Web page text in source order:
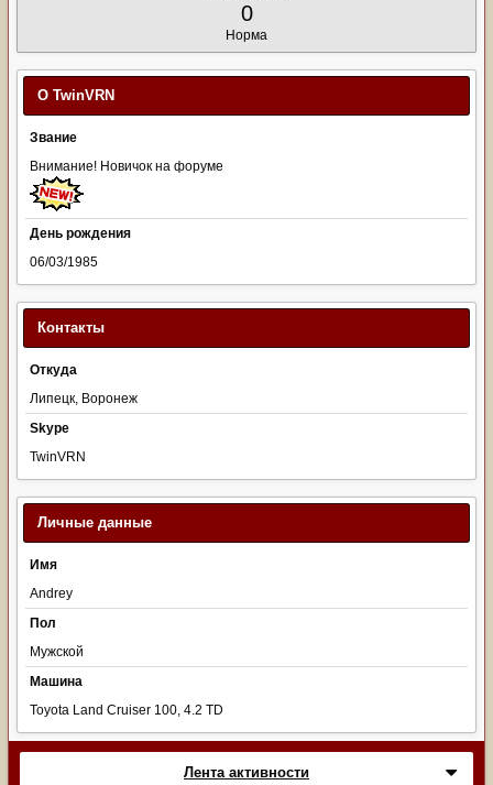
0
Норма
О TwinVRN
Звание
Внимание! Новичок на форуме
День рождения
06/03/1985
Контакты
Откуда
Липецк, Воронеж
Skype
TwinVRN
Личные данные
Имя
Andrey
Пол
Мужской
Машина
Toyota Land Cruiser 100, 4.2 TD
Лента активности